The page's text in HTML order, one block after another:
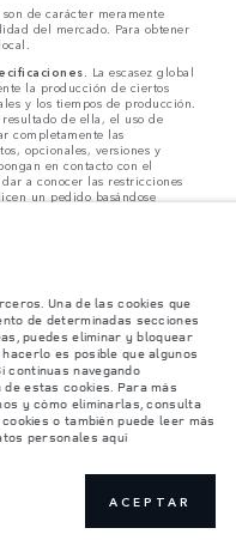
de carácter meramente
del mercado. Para obtener
La escasez global
la producción de ciertos
y los tiempos de producción.
de ella, el uso de
completamente las
opcionales, versiones y
en contacto con el
a conocer las restricciones
un pedido basándose
de sus vehículos, piezas y
de forma continua y sin
especificaciones, los motores
se basan en las
en función del mercado y
vehículos se muestran con
que pueden no estar
con tu concesionario
el vehículo con accesorios,
Una de las cookies que
de determinadas secciones
puedes eliminar y bloquear
es posible que algunos
continuas navegando
estas cookies. Para más
y cómo eliminarlas, consulta
o también puede leer más
personales aquí
ACEPTAR